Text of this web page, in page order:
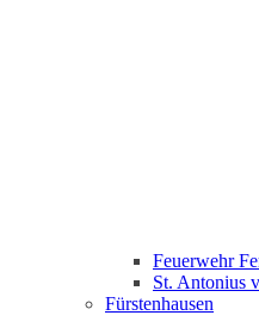
Feuerwehr
St. Antonius
Fürstenhausen